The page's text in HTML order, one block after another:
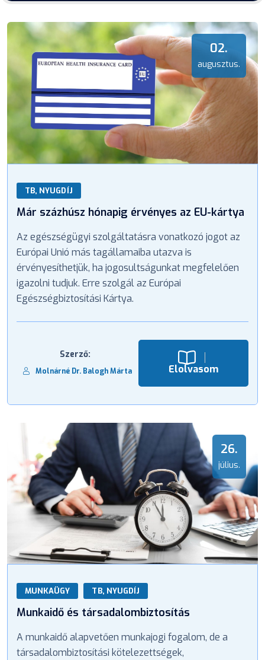
02.
augusztus.
TB, NYUGDÍJ
Már százhúsz hónapig érvényes az EU-kártya
Az egészségügyi szolgáltatásra vonatkozó jogot az
Európai Unió más tagállamaiba utazva is
érvényesíthetjük, ha jogosultságunkat megfelelően
igazolni tudjuk. Erre szolgál az Európai
Egészségbiztosítási Kártya.
Szerző:
Molnárné Dr. Balogh Márta Elolvasom
26.
július.
MUNKAÜGY TB, NYUGDÍJ
Munkaidő és társadalombiztosítás
A munkaidő alapvetően munkajogi fogalom, de a
társadalombiztosítási kötelezettségek,